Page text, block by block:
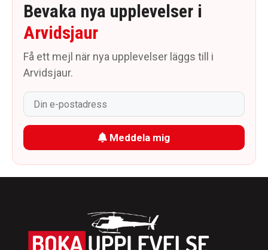
Bevaka nya upplevelser i
Arvidsjaur
Få ett mejl när nya upplevelser läggs till i
Arvidsjaur.
Meddela mig